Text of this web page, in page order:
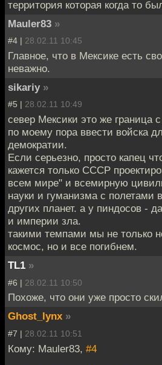
территория которая когда то
Mauler83 »
#4 | 28.02.11 10:45
Главное, что в Мексике есть
неважно.
sikariy »
#5 | 28.02.11 10:49
север Мексики это же граница
по моему пора ввести войска
демократии.
Если серьезно, просто капец
кажется только СССР
всем мире" и всемирную
науки и гуманизма с полетами
других планет. а у пиндосов -
и империи зла.
такими темпами мы не только
космос, но и все погибнем.
TL1 »
#6 | 28.02.11 10:50
Похоже, что они уже просто
Ghost_lynx »
#7 | 28.02.11 10:51
Кому: Mauler83, #4